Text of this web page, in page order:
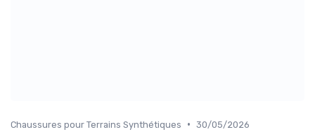
Chaussures pour Terrains Synthétiques • 30/05/2026